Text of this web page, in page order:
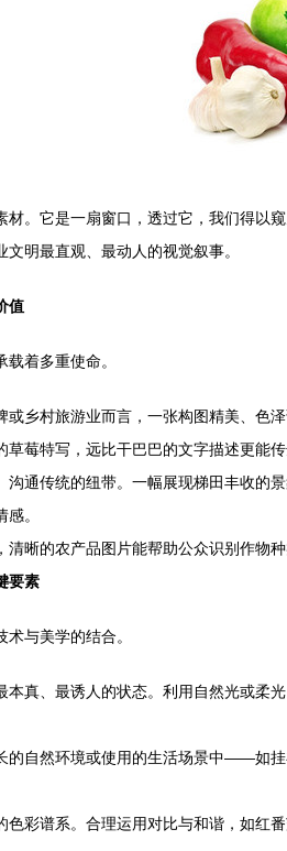
材。它是一扇窗口，透过它，我们得
明最直观、最动人的视觉叙事。
值
着多重使命。
或乡村旅游业而言，一张构图精美、色
莓特写，远比干巴巴的文字描述更能传
沟通传统的纽带。一幅展现梯田丰收
。
清晰的农产品图片能帮助公众识别作物
要素
与美学的结合。
本真、最诱人的状态。利用自然光或
的自然环境或使用的生活场景中——如
色彩谱系。合理运用对比与和谐，如红